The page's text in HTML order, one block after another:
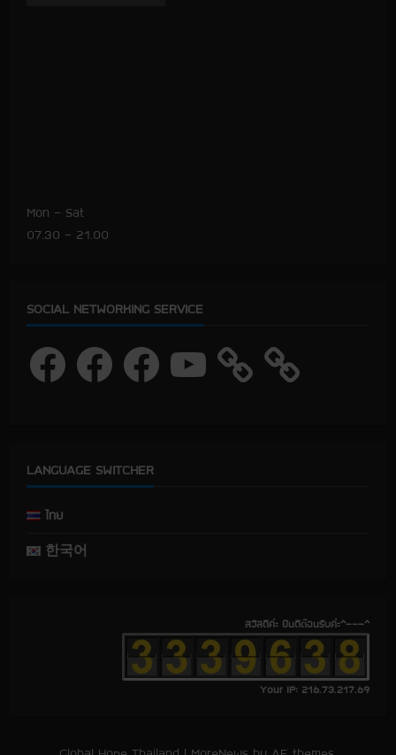
Mon – Sat
07.30 – 21.00
SOCIAL NETWORKING SERVICE
a
a
a
Y
u
LANGUAGE SWITCHER
ไทย
한국어
สวัสดีค่ะ ยินดีต้อนรับค่ะ^---^
Your IP: 216.73.217.69